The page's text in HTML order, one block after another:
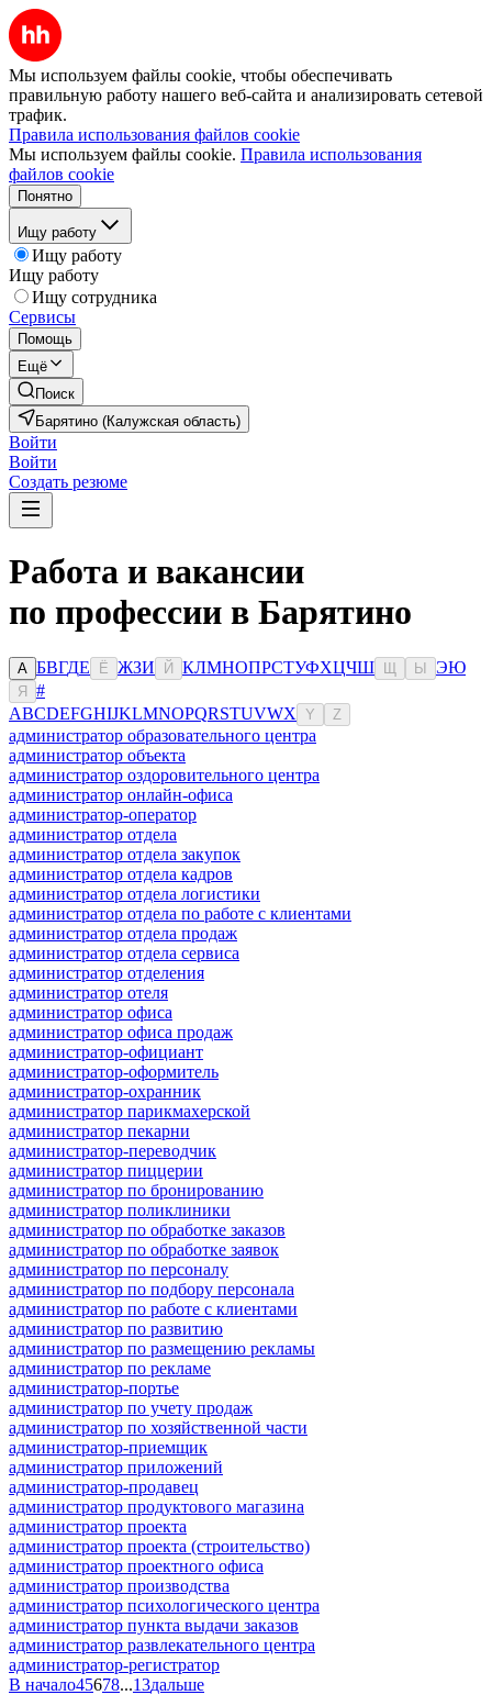
Мы используем файлы cookie, чтобы обеспечивать
правильную работу нашего веб-сайта и анализировать сетевой
трафик.
Правила использования файлов cookie
Мы используем файлы cookie. Правила использования
файлов cookie
Понятно
Ищу работу
Ищу работу
Ищу работу
Ищу сотрудника
Сервисы
Помощь
Ещё
Поиск
Барятино (Калужская область)
Войти
Войти
Создать резюме
Работа и вакансии
по профессии в Барятино
А БВГДЕ Ё ЖЗИ Й КЛМНОПРСТУФХЦЧШ Ы ЭЮ
Я
#
ABCDEFGHIJKLMNOPQRSTUVWX Y Z
администратор образовательного центра
администратор объекта
администратор оздоровительного центра
администратор онлайн-офиса
администратор-оператор
администратор отдела
администратор отдела закупок
администратор отдела кадров
администратор отдела логистики
администратор отдела по работе с клиентами
администратор отдела продаж
администратор отдела сервиса
администратор отделения
администратор отеля
администратор офиса
администратор офиса продаж
администратор-официант
администратор-оформитель
администратор-охранник
администратор парикмахерской
администратор пекарни
администратор-переводчик
администратор пиццерии
администратор по бронированию
администратор поликлиники
администратор по обработке заказов
администратор по обработке заявок
администратор по персоналу
администратор по подбору персонала
администратор по работе с клиентами
администратор по развитию
администратор по размещению рекламы
администратор по рекламе
администратор-портье
администратор по учету продаж
администратор по хозяйственной части
администратор-приемщик
администратор приложений
администратор-продавец
администратор продуктового магазина
администратор проекта
администратор проекта (строительство)
администратор проектного офиса
администратор производства
администратор психологического центра
администратор пункта выдачи заказов
администратор развлекательного центра
администратор-регистратор
В начало45678...13дальше